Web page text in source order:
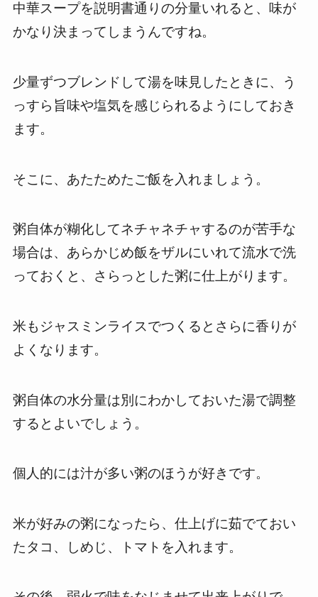
中華スープを説明書通りの分量いれると、味が
かなり決まってしまうんですね。
少量ずつブレンドして湯を味見したときに、う
っすら旨味や塩気を感じられるようにしておき
ます。
そこに、あたためたご飯を入れましょう。
粥自体が糊化してネチャネチャするのが苦手な
場合は、あらかじめ飯をザルにいれて流水で洗
っておくと、さらっとした粥に仕上がります。
米もジャスミンライスでつくるとさらに香りが
よくなります。
粥自体の水分量は別にわかしておいた湯で調整
するとよいでしょう。
個人的には汁が多い粥のほうが好きです。
米が好みの粥になったら、仕上げに茹でておい
たタコ、しめじ、トマトを入れます。